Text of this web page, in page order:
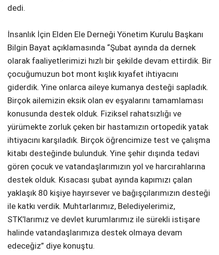
dedi.
İnsanlık İçin Elden Ele Derneği Yönetim Kurulu Başkanı
Bilgin Bayat açıklamasında “Şubat ayında da dernek
olarak faaliyetlerimizi hızlı bir şekilde devam ettirdik. Bir
çocuğumuzun bot mont kışlık kıyafet ihtiyacını
giderdik. Yine onlarca aileye kumanya desteği sapladık.
Birçok ailemizin eksik olan ev eşyalarını tamamlaması
konusunda destek olduk. Fiziksel rahatsızlığı ve
yürümekte zorluk çeken bir hastamızın ortopedik yatak
ihtiyacını karşıladık. Birçok öğrencimize test ve çalışma
kitabı desteğinde bulunduk. Yine şehir dışında tedavi
gören çocuk ve vatandaşlarımızın yol ve harcırahlarına
destek olduk. Kısacası şubat ayında kapımızı çalan
yaklaşık 80 kişiye hayırsever ve bağışçılarımızın desteği
ile katkı verdik. Muhtarlarımız, Belediyelerimiz,
STK’larımız ve devlet kurumlarımız ile sürekli istişare
halinde vatandaşlarımıza destek olmaya devam
edeceğiz” diye konuştu.